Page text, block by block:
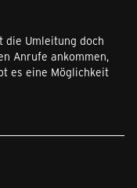
die Umleitung doch
Anrufe ankommen,
es eine Möglichkeit